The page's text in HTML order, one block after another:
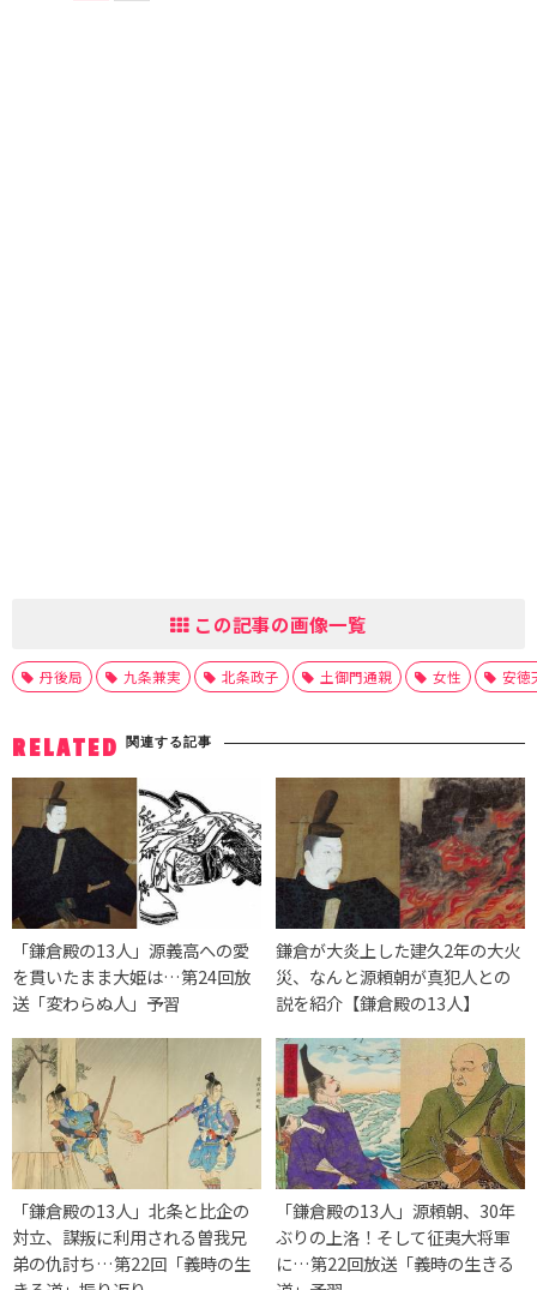
この記事の画像一覧
丹後局 九条兼実 北条政子 土御門通親 女性 安徳
RELATED 関連する記事
「鎌倉殿の13人」源義高への愛
を貫いたまま大姫は…第24回放
送「変わらぬ人」予習
鎌倉が大炎上した建久2年の大火
災、なんと源頼朝が真犯人との
説を紹介【鎌倉殿の13人】
「鎌倉殿の13人」北条と比企の
対立、謀叛に利用される曽我兄
弟の仇討ち…第22回「義時の生
「鎌倉殿の13人」源頼朝、30年
ぶりの上洛！そして征夷大将軍
に…第22回放送「義時の生きる